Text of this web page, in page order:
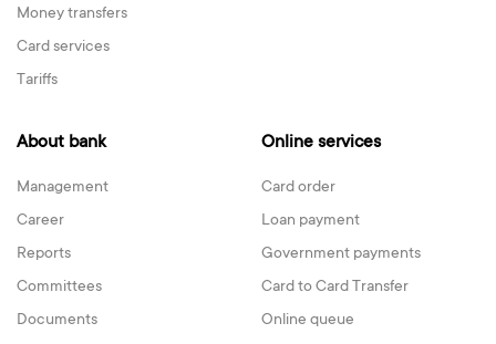
Money transfers
Card services
Tariffs
About bank
Management
Career
Reports
Committees
Documents
Online services
Card order
Loan payment
Government payments
Card to Card Transfer
Online queue